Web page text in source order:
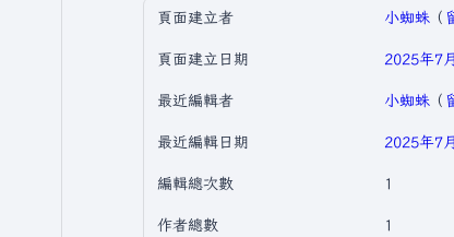
頁面建立者 小蜘蛛 （
頁面建立日期 2025年7
最近編輯者 小蜘蛛 （
最近編輯日期 2025年7
編輯總次數 1
作者總數 1